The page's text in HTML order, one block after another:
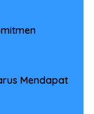
Mendapat